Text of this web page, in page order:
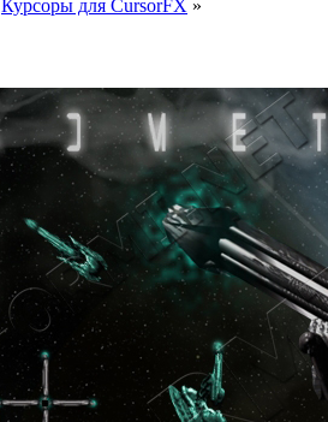
Курсоры для CursorFX »